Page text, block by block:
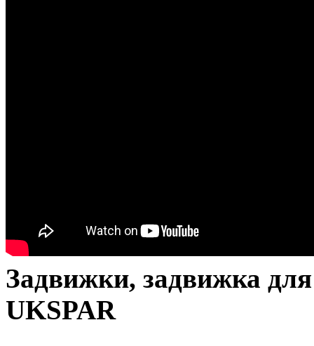
Задвижки, задвижка для
UKSPAR